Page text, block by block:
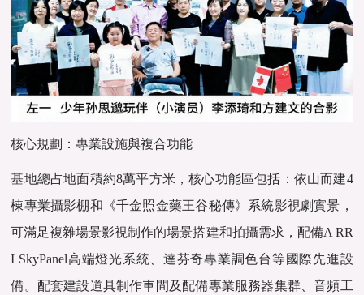
核心規劃：專業設施與複合功能
基地總占地面積約8萬平方米，核心功能區包括：依山而建4
棟專業攝影棚和《千金照金藥王谷秘傳》系統影視劇實景，
可滿足複雜場景影視制作的場景搭建和拍攝需求，配備A RR
I SkyPanel高端燈光系統、達芬奇專業調色台等國際先進設
備。配套建設道具制作車間及配備專業服務器集群、音頻工